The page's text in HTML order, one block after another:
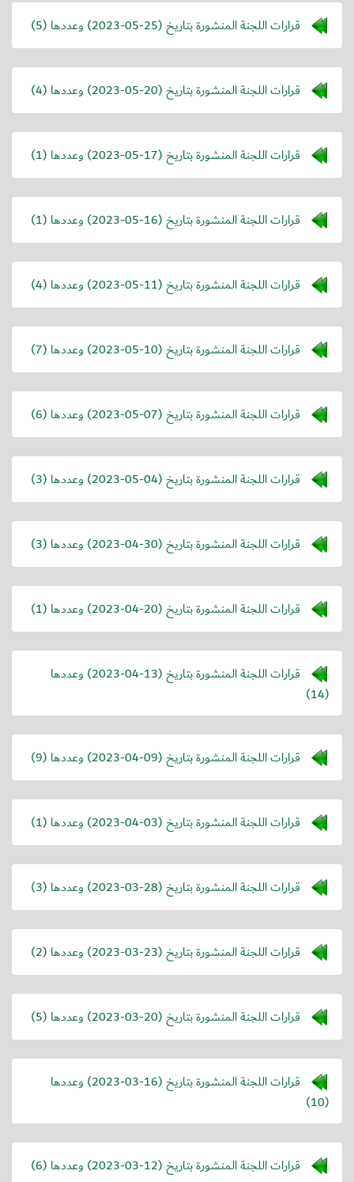
قرارات اللجنة المنشورة بتاريخ (2023-05-25) وعددها (5)
قرارات اللجنة المنشورة بتاريخ (2023-05-20) وعددها (4)
قرارات اللجنة المنشورة بتاريخ (2023-05-17) وعددها (1)
قرارات اللجنة المنشورة بتاريخ (2023-05-16) وعددها (1)
قرارات اللجنة المنشورة بتاريخ (2023-05-11) وعددها (4)
قرارات اللجنة المنشورة بتاريخ (2023-05-10) وعددها (7)
قرارات اللجنة المنشورة بتاريخ (2023-05-07) وعددها (6)
قرارات اللجنة المنشورة بتاريخ (2023-05-04) وعددها (3)
قرارات اللجنة المنشورة بتاريخ (2023-04-30) وعددها (3)
قرارات اللجنة المنشورة بتاريخ (2023-04-20) وعددها (1)
قرارات اللجنة المنشورة بتاريخ (2023-04-13) وعددها
(14)
قرارات اللجنة المنشورة بتاريخ (2023-04-09) وعددها (9)
قرارات اللجنة المنشورة بتاريخ (2023-04-03) وعددها (1)
قرارات اللجنة المنشورة بتاريخ (2023-03-28) وعددها (3)
قرارات اللجنة المنشورة بتاريخ (2023-03-23) وعددها (2)
قرارات اللجنة المنشورة بتاريخ (2023-03-20) وعددها (5)
قرارات اللجنة المنشورة بتاريخ (2023-03-16) وعددها
(10)
قرارات اللجنة المنشورة بتاريخ (2023-03-12) وعددها (6)